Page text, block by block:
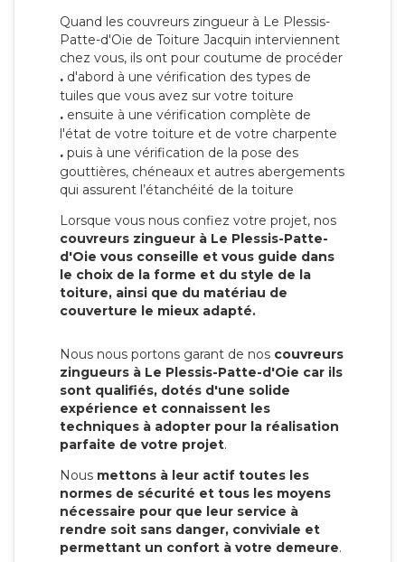
Quand les couvreurs zingueur à Le Plessis-
Patte-d'Oie de Toiture Jacquin interviennent
chez vous, ils ont pour coutume de procéder
. d'abord à une vérification des types de
tuiles que vous avez sur votre toiture
. ensuite à une vérification complète de
l'état de votre toiture et de votre charpente
. puis à une vérification de la pose des
gouttières, chéneaux et autres abergements
qui assurent l’étanchéité de la toiture
Lorsque vous nous confiez votre projet, nos
couvreurs zingueur à Le Plessis-Patte-
d'Oie vous conseille et vous guide dans
le choix de la forme et du style de la
toiture, ainsi que du matériau de
couverture le mieux adapté.
Nous nous portons garant de nos couvreurs
zingueurs à Le Plessis-Patte-d'Oie car ils
sont qualifiés, dotés d'une solide
expérience et connaissent les
techniques à adopter pour la réalisation
parfaite de votre projet.
Nous mettons à leur actif toutes les
normes de sécurité et tous les moyens
nécessaire pour que leur service à
rendre soit sans danger, conviviale et
permettant un confort à votre demeure.